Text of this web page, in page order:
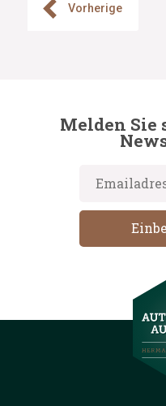
Vorherige
Melden Sie